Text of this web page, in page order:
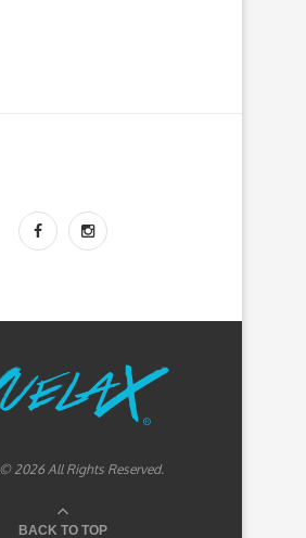
2026 All Rights Reserved.
BACK TO TOP